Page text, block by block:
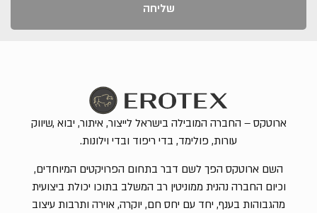
שליחה
ארוטקס – החברה המובילה בישראל לייצור, איתור, יבוא ,שיווק
עורות, פולימד, בדי ריפוד ובדי וילונות.
השם ארוטקס הפך לשם דבר בתחום הפרויקטים המיוחדים,
וכיום החברה נהנית ממוניטין רב המשלב בתוכו יכולת ביצועית
מהגבוהות בענף, יחד עם יחס חם, יוקרה, אוירה ותרבות עיצוב